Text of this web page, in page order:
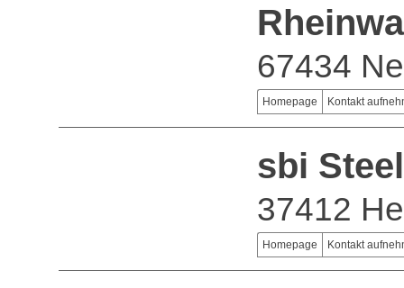
67434
Homepage Kontakt
sbi
37412
Homepage Kontakt